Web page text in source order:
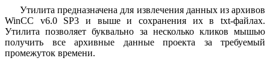
Утилита предназначена для извлечения данных из архивов
WinCC v6.0 SP3 и выше и сохранения их в txt-файлах.
Утилита позволяет буквально за несколько кликов мышью
получить все архивные данные проекта за требуемый
промежуток времени.